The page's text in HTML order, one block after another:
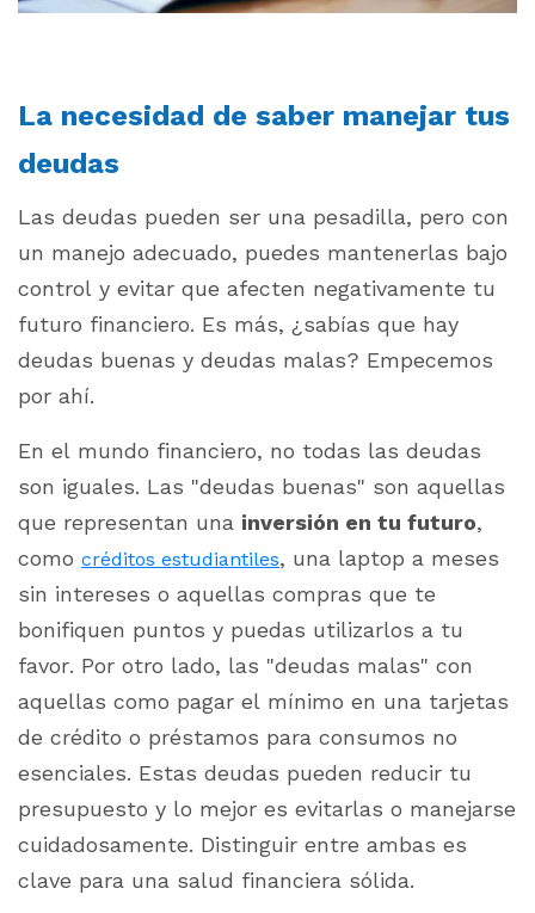
La necesidad de saber manejar tus
deudas
Las deudas pueden ser una pesadilla, pero con
un manejo adecuado, puedes mantenerlas bajo
control y evitar que afecten negativamente tu
futuro financiero. Es más, ¿sabías que hay
deudas buenas y deudas malas? Empecemos
por ahí.
En el mundo financiero, no todas las deudas
son iguales. Las "deudas buenas" son aquellas
que representan una inversión en tu futuro,
como créditos estudiantiles, una laptop a meses
sin intereses o aquellas compras que te
bonifiquen puntos y puedas utilizarlos a tu
favor. Por otro lado, las "deudas malas" con
aquellas como pagar el mínimo en una tarjetas
de crédito o préstamos para consumos no
esenciales. Estas deudas pueden reducir tu
presupuesto y lo mejor es evitarlas o manejarse
cuidadosamente. Distinguir entre ambas es
clave para una salud financiera sólida.